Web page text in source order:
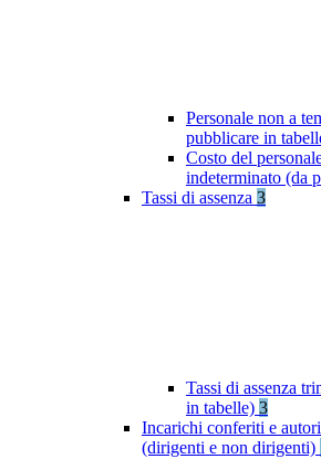
Personale non a
pubblicare in
Costo del
indeterminato (da
Tassi di assenza 3
Tassi di assenza
in tabelle) 3
Incarichi conferiti e
(dirigenti e non dirigenti)